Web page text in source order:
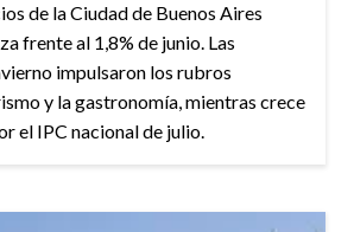
de la Ciudad de Buenos Aires
frente al 1,8% de junio. Las
impulsaron los rubros
y la gastronomía, mientras crece
el IPC nacional de julio.